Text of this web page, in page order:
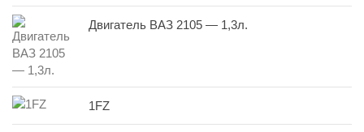
Двигатель ВАЗ 2105 — 1,3л.
1FZ